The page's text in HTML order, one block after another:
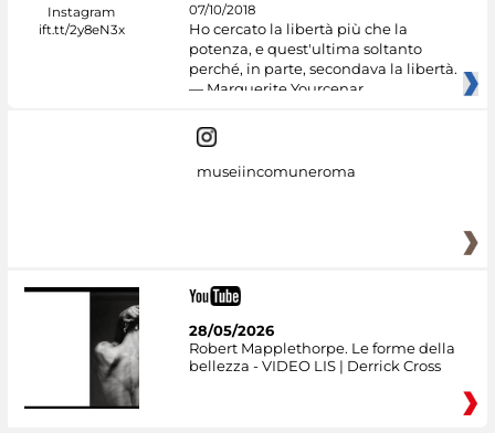
07/10/2018
Ho cercato la libertà più che la
potenza, e quest'ultima soltanto
perché, in parte, secondava la libertà.
— Marguerite Yourcenar
museiincomuneroma
28/05/2026
Robert Mapplethorpe. Le forme della
bellezza - VIDEO LIS | Derrick Cross